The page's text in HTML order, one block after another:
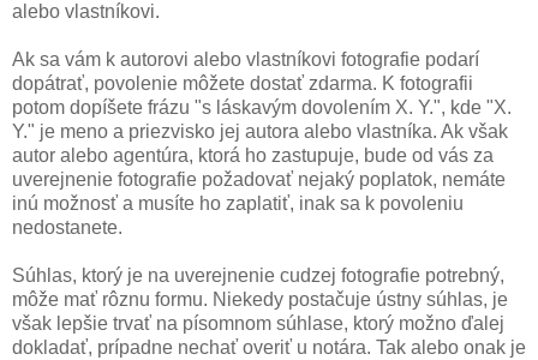
alebo vlastníkovi.
Ak sa vám k autorovi alebo vlastníkovi fotografie podarí
dopátrať, povolenie môžete dostať zdarma. K fotografii
potom dopíšete frázu "s láskavým dovolením X. Y.", kde "X.
Y." je meno a priezvisko jej autora alebo vlastníka. Ak však
autor alebo agentúra, ktorá ho zastupuje, bude od vás za
uverejnenie fotografie požadovať nejaký poplatok, nemáte
inú možnosť a musíte ho zaplatiť, inak sa k povoleniu
nedostanete.
Súhlas, ktorý je na uverejnenie cudzej fotografie potrebný,
môže mať rôznu formu. Niekedy postačuje ústny súhlas, je
však lepšie trvať na písomnom súhlase, ktorý možno ďalej
dokladať, prípadne nechať overiť u notára. Tak alebo onak je